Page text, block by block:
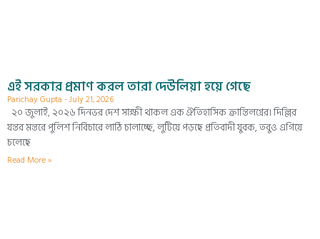
এই সরকার প্রমাণ করল তারা দেউলিয়া হয়ে গেছে
Parichay Gupta July 21, 2026
২০ জুলাই, ২০২৬ দিনভর দেশ সাক্ষী থাকল এক ঐতিহাসিক ক্রান্তিলগ্নের। দিল্লির
যন্তর মন্তরে পুলিশ নির্বিচারে লাঠি চালাচ্ছে, লুটিয়ে পড়ছে প্রতিবাদী যুবক, তবুও এগিয়ে
চলেছে
Read More »